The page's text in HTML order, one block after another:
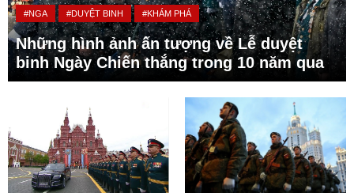
#NGA #DUYỆT BINH #KHÁM PHÁ
Những hình ảnh ấn tượng về Lễ duyệt
binh Ngày Chiến thắng trong 10 năm qua